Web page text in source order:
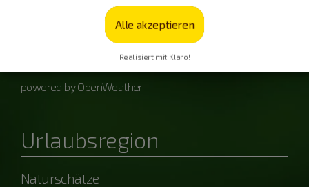
Samstag, 08.08.
powered by OpenWeather
Urlaubsregion
Naturschätze
Alle akzeptieren
Realisiert mit Klaro!